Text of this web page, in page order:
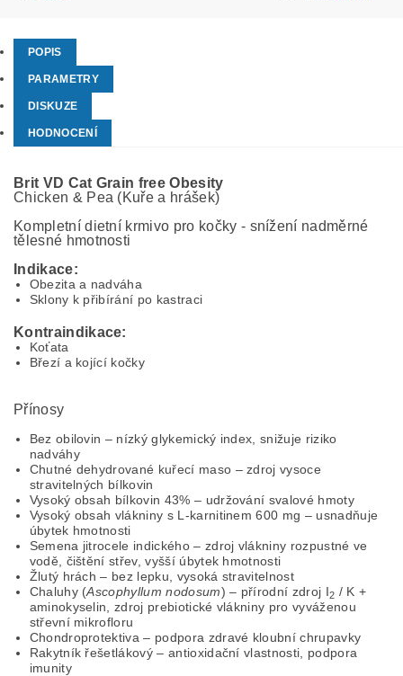
POPIS
PARAMETRY
DISKUZE
HODNOCENÍ
Brit VD Cat Grain free Obesity
Chicken & Pea (Kuře a hrášek)
Kompletní dietní krmivo pro kočky - snížení nadměrné
tělesné hmotnosti
Indikace:
Obezita a nadváha
Sklony k přibírání po kastraci
Kontraindikace:
Koťata
Březí a kojící kočky
Přínosy
Bez obilovin – nízký glykemický index, snižuje riziko
nadváhy
Chutné dehydrované kuřecí maso – zdroj vysoce
stravitelných bílkovin
Vysoký obsah bílkovin 43% – udržování svalové hmoty
Vysoký obsah vlákniny s L-karnitinem 600 mg – usnadňuje
úbytek hmotnosti
Semena jitrocele indického – zdroj vlákniny rozpustné ve
vodě, čištění střev, vyšší úbytek hmotnosti
Žlutý hrách – bez lepku, vysoká stravitelnost
Chaluhy (Ascophyllum nodosum) – přírodní zdroj I2 / K +
aminokyselin, zdroj prebiotické vlákniny pro vyváženou
střevní mikrofloru
Chondroprotektiva – podpora zdravé kloubní chrupavky
Rakytník řešetlákový – antioxidační vlastnosti, podpora
imunity